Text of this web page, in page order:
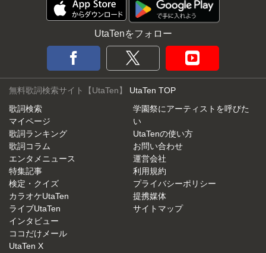
UtaTenをフォロー
無料歌詞検索サイト【UtaTen】 UtaTen TOP
歌詞検索
マイページ
歌詞ランキング
歌詞コラム
エンタメニュース
特集記事
検定・クイズ
カラオケUtaTen
ライブUtaTen
インタビュー
ココだけメール
UtaTen X
学園祭にアーティストを呼びた
い
UtaTenの使い方
お問い合わせ
運営会社
利用規約
プライバシーポリシー
提携媒体
サイトマップ